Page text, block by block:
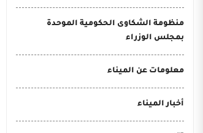
منظومة الشكاوى الحكومية الموحدة
بمجلس الوزراء
معلومات عن الميناء
أخبار الميناء